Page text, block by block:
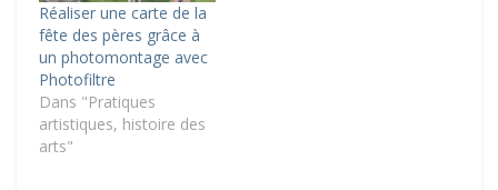
Réaliser une carte de la
fête des pères grâce à
un photomontage avec
Photofiltre
Dans "Pratiques
artistiques, histoire des
arts"